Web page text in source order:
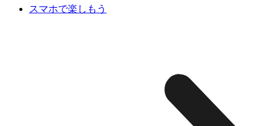
スマホで楽しもう